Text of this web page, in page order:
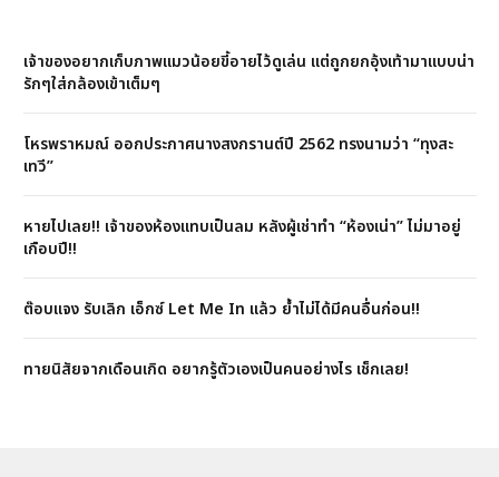
เจ้าของอยากเก็บภาพแมวน้อยขี้อายไว้ดูเล่น แต่ถูกยกอุ้งเท้ามาแบบน่า
รักๆใส่กล้องเข้าเต็มๆ
โหรพราหมณ์ ออกประกาศนางสงกรานต์ปี 2562 ทรงนามว่า “ทุงสะ
เทวี”
หายไปเลย!! เจ้าของห้องแทบเป็นลม หลังผู้เช่าทำ “ห้องเน่า” ไม่มาอยู่
เกือบปี!!
ต๊อบแจง รับเลิก เอ็กซ์ Let Me In แล้ว ย้ำไม่ได้มีคนอื่นก่อน!!
ทายนิสัยจากเดือนเกิด อยากรู้ตัวเองเป็นคนอย่างไร เช็กเลย!